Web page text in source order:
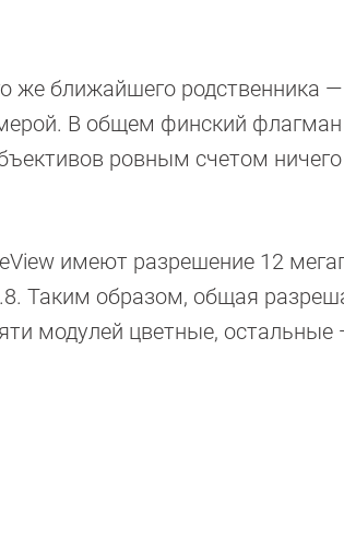
же ближайшего родственника —
В общем финский
ровным счетом
имеют разрешение 12
Таким образом, общая
модулей цветные, остальные